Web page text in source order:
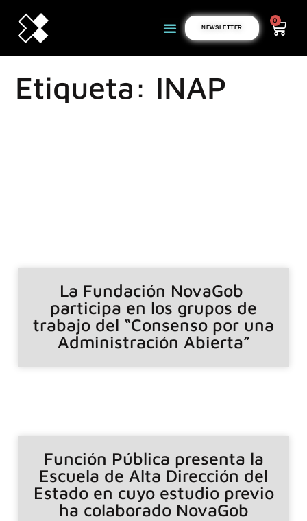
NEWSLETTER
0
Etiqueta: INAP
La Fundación NovaGob
participa en los grupos de
trabajo del “Consenso por una
Administración Abierta”
Función Pública presenta la
Escuela de Alta Dirección del
Estado en cuyo estudio previo
ha colaborado NovaGob